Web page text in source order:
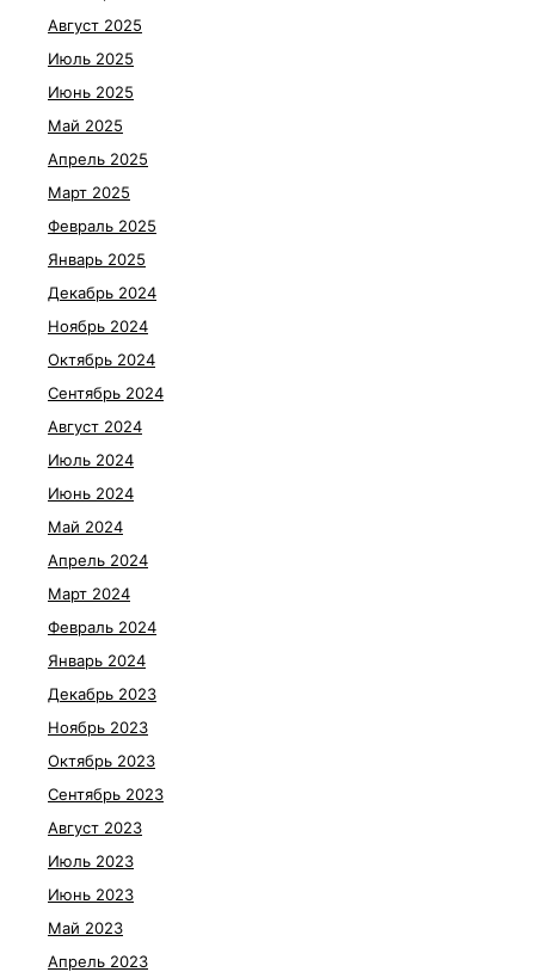
Август 2025
Июль 2025
Июнь 2025
Май 2025
Апрель 2025
Март 2025
Февраль 2025
Январь 2025
Декабрь 2024
Ноябрь 2024
Октябрь 2024
Сентябрь 2024
Август 2024
Июль 2024
Июнь 2024
Май 2024
Апрель 2024
Март 2024
Февраль 2024
Январь 2024
Декабрь 2023
Ноябрь 2023
Октябрь 2023
Сентябрь 2023
Август 2023
Июль 2023
Июнь 2023
Май 2023
Апрель 2023